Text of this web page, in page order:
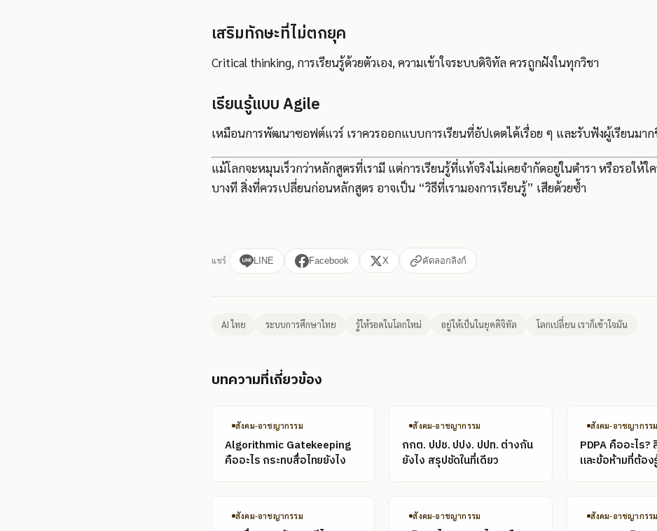
เสริมทักษะที่ไม่ตกยุค
Critical thinking, การเรียนรู้ด้วยตัวเอง, ความเข้าใจระบบดิจิทัล ควรถูกฝังในทุกวิชา
เรียนรู้แบบ Agile
เหมือนการพัฒนาซอฟต์แวร์ เราควรออกแบบการเรียนที่อัปเดตได้เรื่อย ๆ และรับฟังผู้เรียนมา
แม้โลกจะหมุนเร็วกว่าหลักสูตรที่เรามี แต่การเรียนรู้ที่แท้จริงไม่เคยจำกัดอยู่ในตำรา หรือรอให้ใ
บางที สิ่งที่ควรเปลี่ยนก่อนหลักสูตร อาจเป็น “วิธีที่เรามองการเรียนรู้” เสียด้วยซ้ำ
แชร์ LINE Facebook X คัดลอกลิงก์
AI ไทย ระบบการศึกษาไทย รู้ให้รอดในโลกใหม่ อยู่ให้เป็นในยุคดิจิทัล โลกเปลี่ยน เราก็เข้าใจมัน
บทความที่เกี่ยวข้อง
สังคม-อาชญากรรม
Algorithmic Gatekeeping
คืออะไร กระทบสื่อไทยยังไง
สังคม-อาชญากรรม
กกต. ปปช. ปปง. ปปท. ต่างกัน
ยังไง สรุปชัดในที่เดียว
สังคม-อาชญากรรม
PDPA คืออะไร?
และข้อห้ามที่ต้อง
สังคม-อาชญากรรม สังคม-อาชญากรรม สังคม-อาชญากรรม